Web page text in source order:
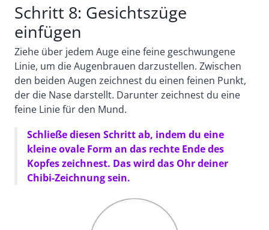
Schritt 8: Gesichtszüge
einfügen
Ziehe über jedem Auge eine feine geschwungene
Linie, um die Augenbrauen darzustellen. Zwischen
den beiden Augen zeichnest du einen feinen Punkt,
der die Nase darstellt. Darunter zeichnest du eine
feine Linie für den Mund.
Schließe diesen Schritt ab, indem du eine
kleine ovale Form an das rechte Ende des
Kopfes zeichnest. Das wird das Ohr deiner
Chibi-Zeichnung sein.